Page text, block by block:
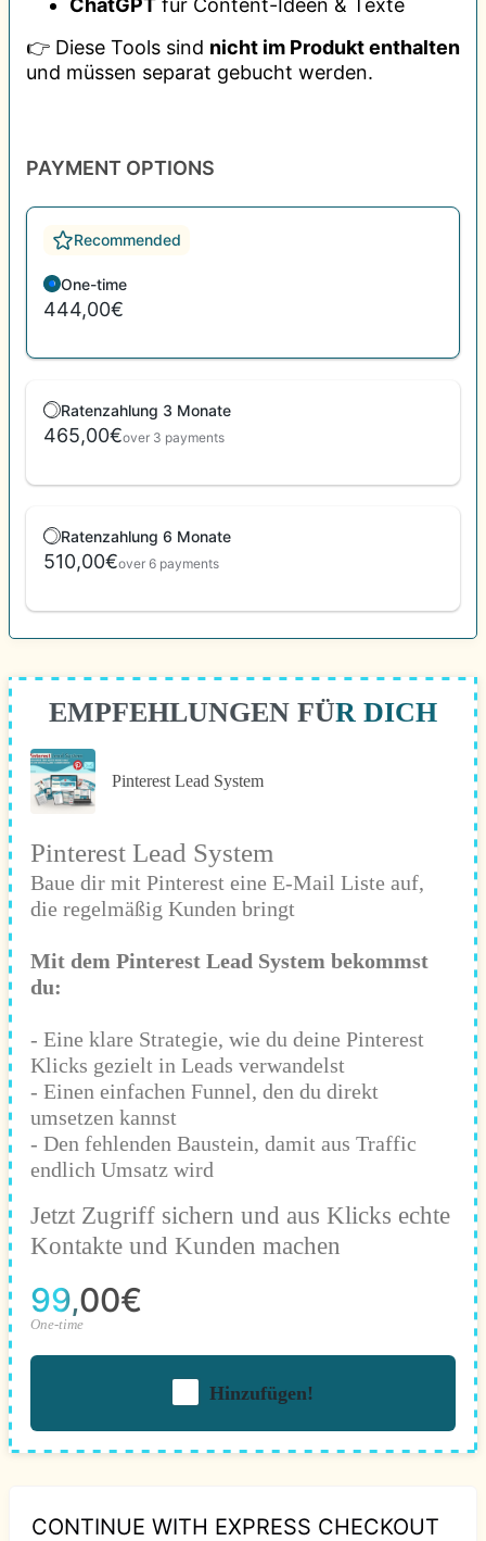
👉 Diese Tools sind nicht im Produkt enthalten
und müssen separat gebucht werden.
PAYMENT OPTIONS
One-time
Recommended
444,00€
Ratenzahlung 3 Monate
465,00€over 3 payments
Ratenzahlung 6 Monate
510,00€over 6 payments
EMPFEHLUNGEN FÜR DICH
Pinterest Lead System
Pinterest Lead System
Baue dir mit Pinterest eine E-Mail Liste auf,
die regelmäßig Kunden bringt
Mit dem Pinterest Lead System bekommst
du:
- Eine klare Strategie, wie du deine Pinterest
Klicks gezielt in Leads verwandelst
- Einen einfachen Funnel, den du direkt
umsetzen kannst
- Den fehlenden Baustein, damit aus Traffic
endlich Umsatz wird
Jetzt Zugriff sichern und aus Klicks echte
Kontakte und Kunden machen
99,00€
One-time
Hinzufügen!
CONTINUE WITH EXPRESS CHECKOUT